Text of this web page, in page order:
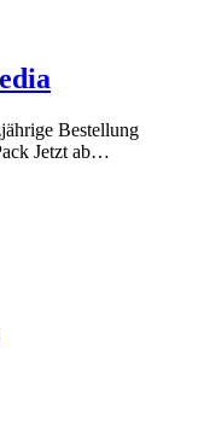
Bestellung
Jetzt ab…